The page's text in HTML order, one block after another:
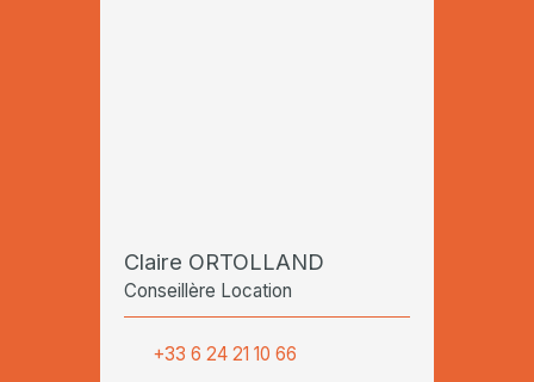
Claire ORTOLLAND
Conseillère Location
+33 6 24 21 10 66